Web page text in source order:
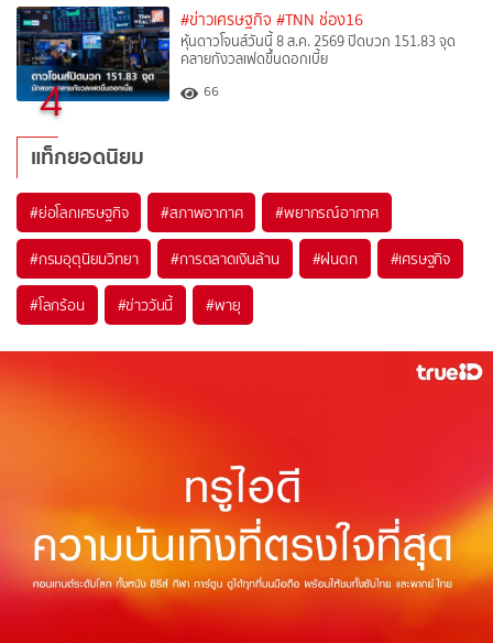
4
#ข่าวเศรษฐกิจ #TNN ช่อง16
หุ้นดาวโจนส์วันนี้ 8 ส.ค. 2569 ปิดบวก 151.83 จุด
คลายกังวลเฟดขึ้นดอกเบี้ย
66
แท็กยอดนิยม
#ย่อโลกเศรษฐกิจ #สภาพอากาศ #พยากรณ์อากาศ
#กรมอุตุนิยมวิทยา #การตลาดเงินล้าน #ฝนตก #เศรษฐกิจ
#โลกร้อน #ข่าววันนี้ #พายุ